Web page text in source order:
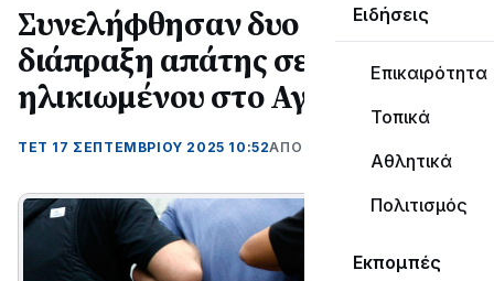
Ειδήσεις
Επικαιρότητα
Τοπικά
Αθλητικά
Πολιτισμός
Εκπομπές
Συνελήφθησαν δυο άτομα για
διάπραξη απάτης σε βάρος
ηλικιωμένου στο Αγρίνιο
ΤΕΤ 17 ΣΕΠΤΕΜΒΡΊΟΥ 2025 10:52ΑΠΌ ΜΑΝΤΩ ΚΑΠΕΝΤΖΩΝΗ